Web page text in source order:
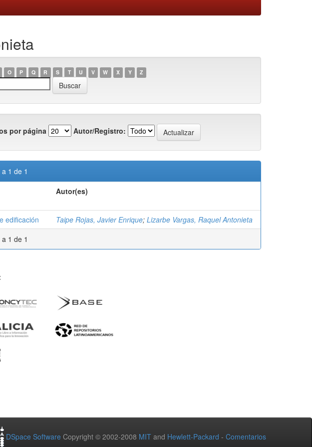
O P Q R S T U V W X Y Z
por página Autor/Registro:
1 de 1
Autor(es)
edificación Taipe Rojas, Javier Enrique; Lizarbe Vargas, Raquel Antonieta
1 de 1
DSpace Software Copyright © 2002-2008 MIT and Hewlett-Packard - Comentarios